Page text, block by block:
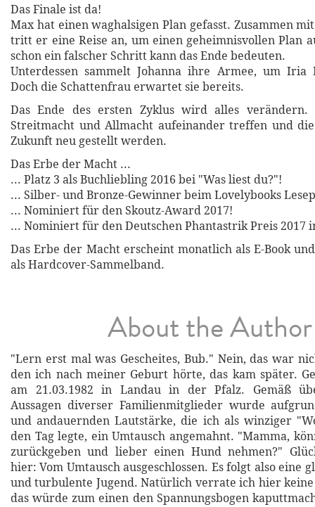
Das Finale ist da!
Max hat einen waghalsigen Plan gefasst. Zusammen
tritt er eine Reise an, um einen geheimnisvollen Plan
schon ein falscher Schritt kann das Ende bedeuten.
Unterdessen sammelt Johanna ihre Armee, um Iria
Doch die Schattenfrau erwartet sie bereits.
Das Ende des ersten Zyklus wird alles verändern.
Streitmacht und Allmacht aufeinander treffen und
Zukunft neu gestellt werden.
Das Erbe der Macht ...
... Platz 3 als Buchliebling 2016 bei "Was liest du?"!
... Silber- und Bronze-Gewinner beim Lovelybooks
... Nominiert für den Skoutz-Award 2017!
... Nominiert für den Deutschen Phantastrik Preis 2017
Das Erbe der Macht erscheint monatlich als E-Book
als Hardcover-Sammelband.
About the Author
"Lern erst mal was Gescheites, Bub." Nein, das war
den ich nach meiner Geburt hörte, das kam später.
am 21.03.1982 in Landau in der Pfalz. Gemäß
Aussagen diverser Familienmitglieder wurde
und andauernden Lautstärke, die ich als winziger
den Tag legte, ein Umtausch angemahnt. "Mamma,
zurückgeben und lieber einen Hund nehmen?"
hier: Vom Umtausch ausgeschlossen. Es folgt also eine
und turbulente Jugend. Natürlich verrate ich hier
das würde zum einen den Spannungsbogen